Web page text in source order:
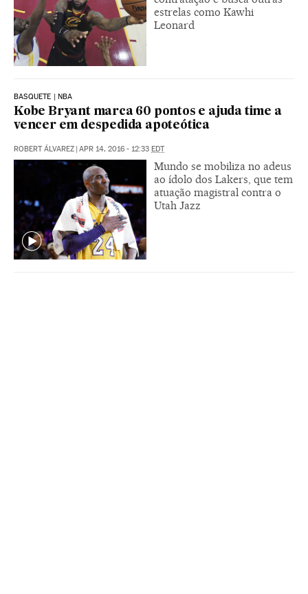
estrelas como Kawhi
Leonard
BASQUETE | NBA
Kobe Bryant marca 60 pontos e ajuda time a
vencer em despedida apoteótica
ROBERT ÁLVAREZ | APR 14, 2016 - 12:33 EDT
Mundo se mobiliza no adeus
ao ídolo dos Lakers, que tem
atuação magistral contra o
Utah Jazz